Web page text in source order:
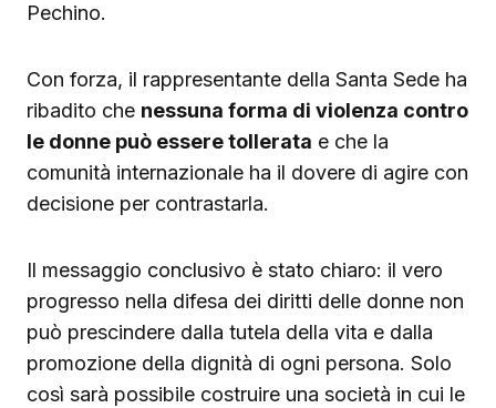
Pechino.
Con forza, il rappresentante della Santa Sede ha
ribadito che nessuna forma di violenza contro
le donne può essere tollerata e che la
comunità internazionale ha il dovere di agire con
decisione per contrastarla.
Il messaggio conclusivo è stato chiaro: il vero
progresso nella difesa dei diritti delle donne non
può prescindere dalla tutela della vita e dalla
promozione della dignità di ogni persona. Solo
così sarà possibile costruire una società in cui le